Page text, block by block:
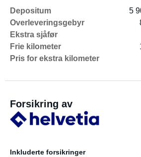
Depositum
5
Overleveringsgebyr
Ekstra sjåfør
Frie kilometer
Pris for ekstra kilometer
Forsikring av
Inkluderte forsikringer